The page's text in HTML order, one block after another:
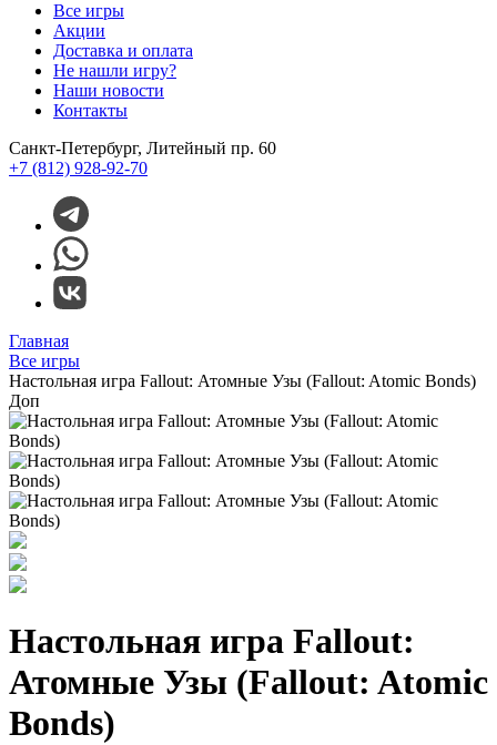
Все игры
Акции
Доставка и оплата
Не нашли игру?
Наши новости
Контакты
Санкт-Петербург, Литейный пр. 60
+7 (812) 928-92-70
Главная
Все игры
Настольная игра Fallout: Атомные Узы (Fallout: Atomic Bonds)
Доп
Настольная игра Fallout:
Атомные Узы (Fallout: Atomic
Bonds)